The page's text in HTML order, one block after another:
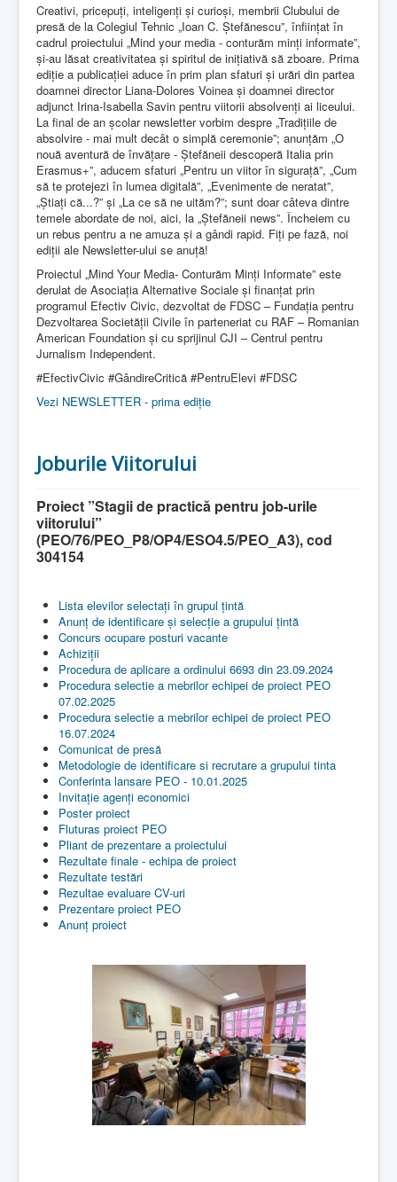
Creativi, pricepuți, inteligenți și curioși, membrii Clubului de
presă de la Colegiul Tehnic „Ioan C. Ștefănescu”, înființat în
cadrul proiectului „Mind your media - conturăm minți informate”,
și-au lăsat creativitatea și spiritul de inițiativă să zboare. Prima
ediție a publicației aduce în prim plan sfaturi și urări din partea
doamnei director Liana-Dolores Voinea și doamnei director
adjunct Irina-Isabella Savin pentru viitorii absolvenți ai liceului.
La final de an școlar newsletter vorbim despre „Tradițiile de
absolvire - mai mult decât o simplă ceremonie”; anunțăm „O
nouă aventură de învățare - Ștefăneii descoperă Italia prin
Erasmus+”, aducem sfaturi „Pentru un viitor în sigurață”, „Cum
să te protejezi în lumea digitală”, „Evenimente de neratat”,
„Știați că...?” și „La ce să ne uităm?”; sunt doar câteva dintre
temele abordate de noi, aici, la „Ștefăneii news”. Încheiem cu
un rebus pentru a ne amuza și a gândi rapid. Fiți pe fază, noi
ediții ale Newsletter-ului se anuță!
Proiectul „Mind Your Media- Conturăm Minți Informate” este
derulat de Asociația Alternative Sociale și finanțat prin
programul Efectiv Civic, dezvoltat de FDSC – Fundația pentru
Dezvoltarea Societății Civile în parteneriat cu RAF – Romanian
American Foundation și cu sprijinul CJI – Centrul pentru
Jurnalism Independent.
#EfectivCivic #GândireCritică #PentruElevi #FDSC
Vezi NEWSLETTER - prima ediție
Joburile Viitorului
Proiect ”Stagii de practică pentru job-urile
viitorului”
(PEO/76/PEO_P8/OP4/ESO4.5/PEO_A3), cod
304154
Lista elevilor selectați în grupul țintă
Anunț de identificare și selecție a grupului țintă
Concurs ocupare posturi vacante
Achiziții
Procedura de aplicare a ordinului 6693 din 23.09.2024
Procedura selectie a mebrilor echipei de proiect PEO
07.02.2025
Procedura selectie a mebrilor echipei de proiect PEO
16.07.2024
Comunicat de presă
Metodologie de identificare si recrutare a grupului tinta
Conferinta lansare PEO - 10.01.2025
Invitație agenți economici
Poster proiect
Fluturas proiect PEO
Pliant de prezentare a proiectului
Rezultate finale - echipa de proiect
Rezultate testări
Rezultae evaluare CV-uri
Prezentare proiect PEO
Anunț proiect